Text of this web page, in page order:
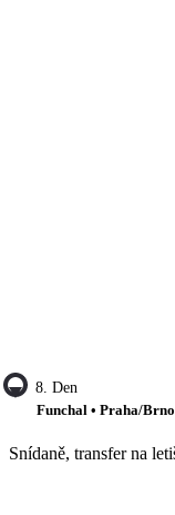
8. Den
Funchal • Praha/Brno
Snídaně, transfer na